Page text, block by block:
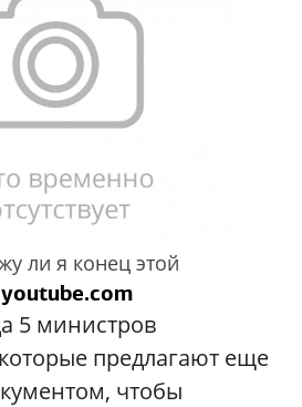
ли я конец этой
5 министров
предлагают еще
чтобы